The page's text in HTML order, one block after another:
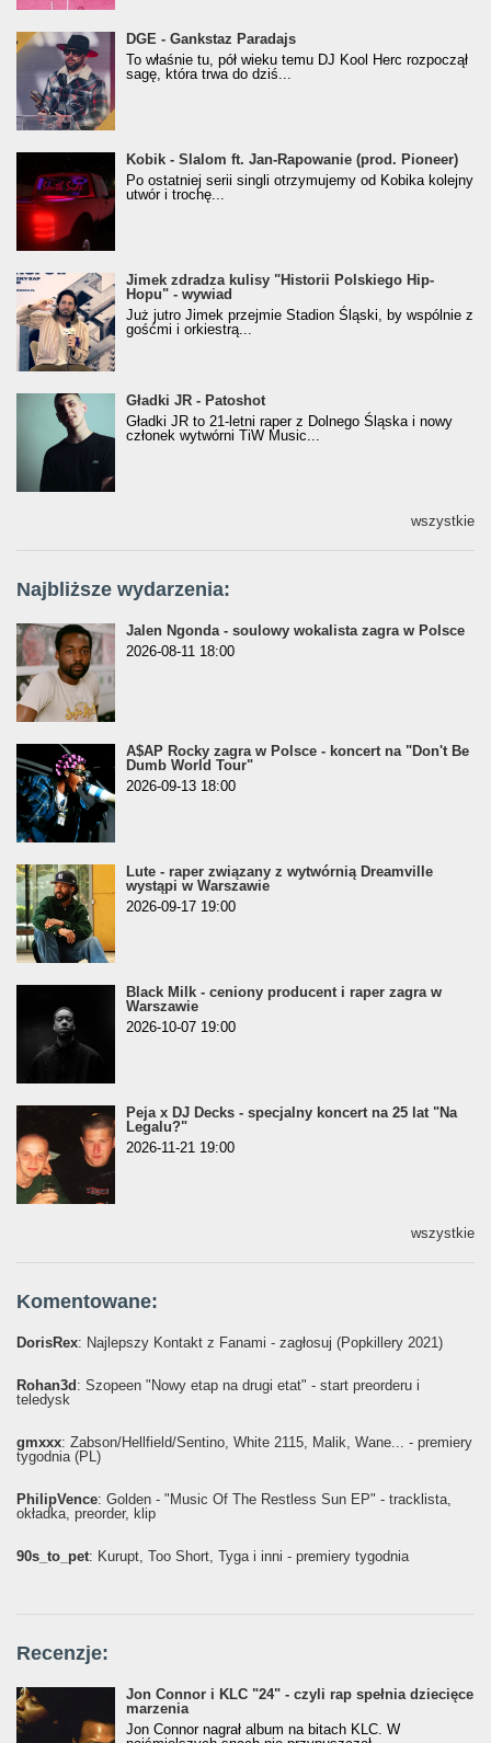
donGURALesko z nagrodą za
Klasyczny/Trueschoolowy Album Roku
(Popkillery 2023)
DGE - Gankstaz Paradajs
To właśnie tu, pół wieku temu DJ Kool Herc rozpoczął
sagę, która trwa do dziś...
Kobik - Slalom ft. Jan-Rapowanie (prod. Pioneer)
[Official Music Visualiser]
Kobik - Slalom ft. Jan-Rapowanie (prod. Pioneer)
Po ostatniej serii singli otrzymujemy od Kobika kolejny
utwór i trochę...
Jimek zdradza kulisy "Historii Polskiego Hip-
Hopu" - wywiad
Jimek zdradza kulisy "Historii Polskiego Hip-
Hopu" - wywiad
Już jutro Jimek przejmie Stadion Śląski, by wspólnie z
gośćmi i orkiestrą...
Gładki JR - Patoshot
Gładki JR - Patoshot
Gładki JR to 21-letni raper z Dolnego Śląska i nowy
członek wytwórni TiW Music...
wszystkie
Najbliższe wydarzenia:
Jalen Ngonda - soulowy wokalista zagra w Polsce
2026-08-11 18:00
A$AP Rocky zagra w Polsce - koncert na "Don't Be
Dumb World Tour"
2026-09-13 18:00
Lute - raper związany z wytwórnią Dreamville
wystąpi w Warszawie
2026-09-17 19:00
Black Milk - ceniony producent i raper zagra w
Warszawie
2026-10-07 19:00
Peja x DJ Decks - specjalny koncert na 25 lat "Na
Legalu?"
2026-11-21 19:00
wszystkie
Komentowane:
DorisRex: Najlepszy Kontakt z Fanami - zagłosuj (Popkillery 2021)
Rohan3d : Szopeen "Nowy etap na drugi etat" - start preorderu i
teledysk
gmxxx: Żabson/Hellfield/Sentino, White 2115, Malik, Wane... - premiery
tygodnia (PL)
PhilipVence: Golden - "Music Of The Restless Sun EP" - tracklista,
okładka, preorder, klip
90s_to_pet: Kurupt, Too Short, Tyga i inni - premiery tygodnia
Recenzje:
Jon Connor i KLC "24" - czyli rap spełnia dziecięce
marzenia
Jon Connor nagrał album na bitach KLC. W